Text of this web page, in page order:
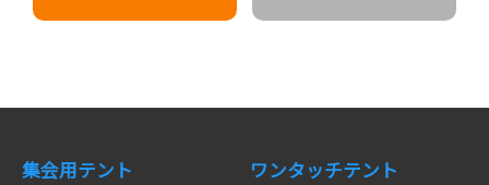
集会用テント ワンタッチテント